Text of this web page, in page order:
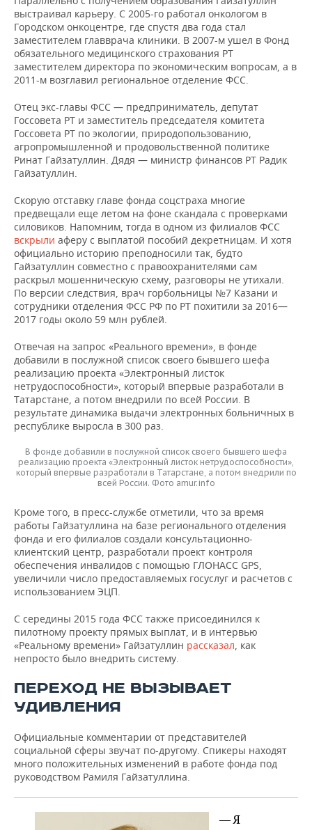
выстраивал карьеру. С 2005-го работал онкологом в
Городском онкоцентре, где спустя два года стал
заместителем главврача клиники. В 2007-м ушел в Фонд
обязательного медицинского страхования РТ
заместителем директора по экономическим вопросам, а в
2011-м возглавил региональное отделение ФСС.
Отец экс-главы ФСС — предприниматель, депутат
Госсовета РТ и заместитель председателя комитета
Госсовета РТ по экологии, природопользованию,
агропромышленной и продовольственной политике
Ринат Гайзатуллин. Дядя — министр финансов РТ Радик
Гайзатуллин.
Скорую отставку главе фонда соцстраха многие
предвещали еще летом на фоне скандала с проверками
силовиков. Напомним, тогда в одном из филиалов ФСС
вскрыли аферу с выплатой пособий декретницам. И хотя
официально историю преподносили так, будто
Гайзатуллин совместно с правоохранителями сам
раскрыл мошенническую схему, разговоры не утихали.
По версии следствия, врач горбольницы №7 Казани и
сотрудники отделения ФСС РФ по РТ похитили за 2016—
2017 годы около 59 млн рублей.
Отвечая на запрос «Реального времени», в фонде
добавили в послужной список своего бывшего шефа
реализацию проекта «Электронный листок
нетрудоспособности», который впервые разработали в
Татарстане, а потом внедрили по всей России. В
результате динамика выдачи электронных больничных в
республике выросла в 300 раз.
В фонде добавили в послужной список своего бывшего шефа
реализацию проекта «Электронный листок нетрудоспособности»,
который впервые разработали в Татарстане, а потом внедрили по
всей России. Фото amur.info
Кроме того, в пресс-службе отметили, что за время
работы Гайзатуллина на базе регионального отделения
фонда и его филиалов создали консультационно-
клиентский центр, разработали проект контроля
обеспечения инвалидов с помощью ГЛОНАСС GPS,
увеличили число предоставляемых госуслуг и расчетов с
использованием ЭЦП.
С середины 2015 года ФСС также присоединился к
пилотному проекту прямых выплат, и в интервью
«Реальному времени» Гайзатуллин рассказал, как
непросто было внедрить систему.
ПЕРЕХОД НЕ ВЫЗЫВАЕТ
УДИВЛЕНИЯ
Официальные комментарии от представителей
социальной сферы звучат по-другому. Спикеры находят
много положительных изменений в работе фонда под
руководством Рамиля Гайзатуллина.
— Я